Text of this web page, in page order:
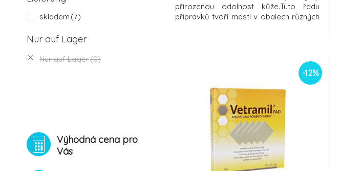
skladem (7)
Nur auf Lager
Nur auf Lager(0)
Výhodná cena pro
Vás
přirozenou odolnost kůže.Tuto řadu
přípravků tvoří masti v obalech různých
-12%